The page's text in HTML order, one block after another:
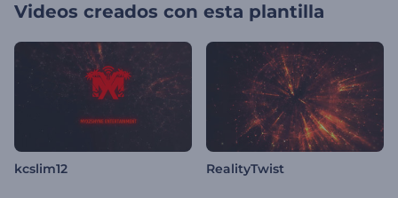
Videos creados con esta plantilla
kcslim12 RealityTwist